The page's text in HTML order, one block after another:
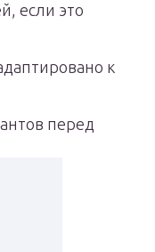
если это
к
перед